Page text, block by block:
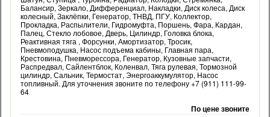
Балансир, Зеркало, Дифференциал, Накладки, Диск колеса, Диск
колесный, Заклёпки, Генератор, ТНВД, ПГУ, Коллектор,
Прокладка, Распылители, Гидромуфта, Поршень, Фара, Кардан,
Палец, Стекло лобовое, Дверь, Цилиндр, Головка блока,
Реактивная тяга , Форсунки, Амортизатор, Тросик,
Пневмоподушка, Насос подъема кабины, Главная пара,
Крестовина, Пневморессора, Генератор, Кузовные запчасти,
Распредвал, Сайлентблок, Коленвал, Тяга рулевая, Тормозной
цилиндр, Сальник, Термостат, Энергоаккумулятор, Насос
топливный. Для уточнения звоните по телефону +7 (911) 111-99-
64
По цене звоните